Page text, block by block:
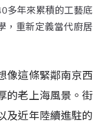
多年來累積的工藝底
，重新定義當代廚居
像這條緊鄰南京西
的老上海風景。街
及近年陸續進駐的